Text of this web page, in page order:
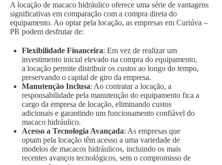
A locação de macaco hidráulico oferece uma série de vantagens
significativas em comparação com a compra direta do
equipamento. Ao optar pela locação, as empresas em Curiúva –
PR podem desfrutar de:
Flexibilidade Financeira: Em vez de realizar um
investimento inicial elevado na compra do equipamento,
a locação permite distribuir os custos ao longo do tempo,
preservando o capital de giro da empresa.
Manutenção Inclusa: Ao contratar a locação, a
responsabilidade pela manutenção do equipamento fica a
cargo da empresa de locação, eliminando custos
adicionais e garantindo um funcionamento confiável do
macaco hidráulico.
Acesso a Tecnologia Avançada: As empresas que
optam pela locação têm acesso a uma variedade de
modelos de macacos hidráulicos, incluindo os mais
recentes avanços tecnológicos, sem o compromisso de